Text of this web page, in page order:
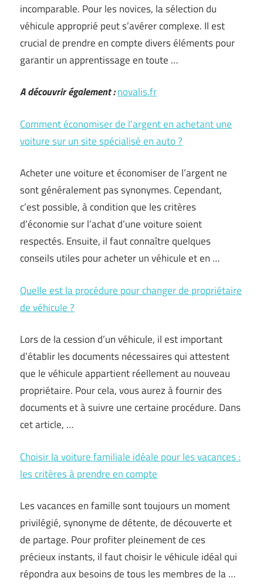
incomparable. Pour les novices, la sélection du
véhicule approprié peut s’avérer complexe. Il est
crucial de prendre en compte divers éléments pour
garantir un apprentissage en toute …
A découvrir également :novalis.fr
Comment économiser de l’argent en achetant une
voiture sur un site spécialisé en auto ?
Acheter une voiture et économiser de l’argent ne
sont généralement pas synonymes. Cependant,
c’est possible, à condition que les critères
d’économie sur l’achat d’une voiture soient
respectés. Ensuite, il faut connaître quelques
conseils utiles pour acheter un véhicule et en …
Quelle est la procédure pour changer de propriétaire
de véhicule ?
Lors de la cession d’un véhicule, il est important
d’établir les documents nécessaires qui attestent
que le véhicule appartient réellement au nouveau
propriétaire. Pour cela, vous aurez à fournir des
documents et à suivre une certaine procédure. Dans
cet article, …
Choisir la voiture familiale idéale pour les vacances :
les critères à prendre en compte
Les vacances en famille sont toujours un moment
privilégié, synonyme de détente, de découverte et
de partage. Pour profiter pleinement de ces
précieux instants, il faut choisir le véhicule idéal qui
répondra aux besoins de tous les membres de la …